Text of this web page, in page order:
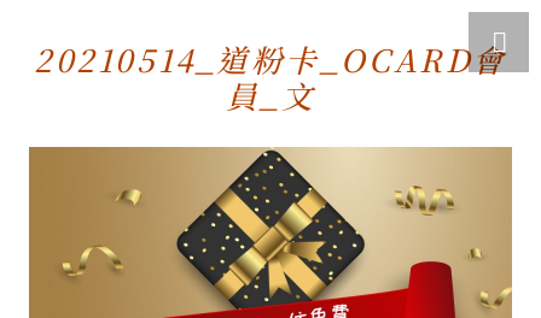
20210514_道粉卡_OCARD會
員_文